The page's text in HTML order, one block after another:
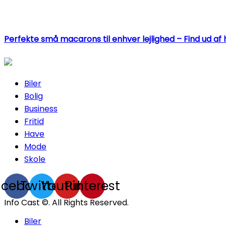
Perfekte små macarons til enhver lejlighed – Find ud af
Biler
Bolig
Business
Fritid
Have
Mode
Skole
TwitterYoutube
Pinterest
Info Cast ©. All Rights Reserved.
Biler